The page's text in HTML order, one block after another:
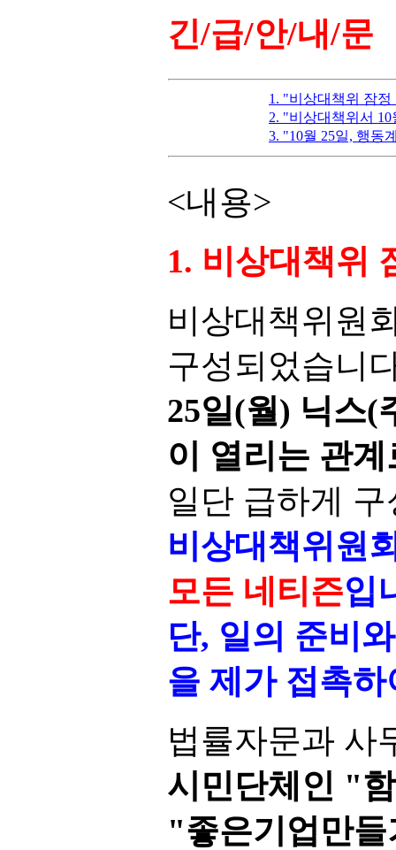
긴/급/안/내/문
1. "비상대책위 잠정
2. "비상대책위서
3. "10월 25일, 행동
<내용>
1. 비상대책위
비상대책위원
구성되었습니
25일(월) 닉스(
이 열리는 관계
일단 급하게
비상대책위원
모든 네티즌입
단, 일의 준비
을 제가 접촉
법률자문과 사
시민단체인 "
"좋은기업만